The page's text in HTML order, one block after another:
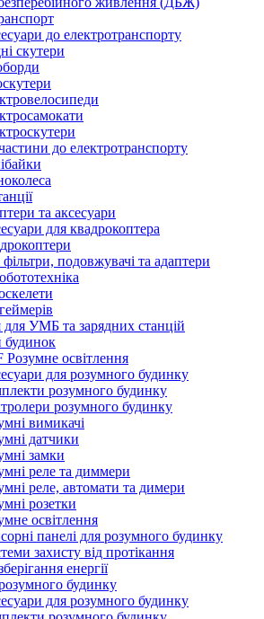
до електротранспорту
скутери
до електротранспорту
та аксесуари
для квадрокоптера
подовжувачі та адаптери
УМБ та зарядних станцій
будинок
Розумне освітлення
для розумного будинку
розумного будинку
розумного будинку
вимикачі
датчики
замки
реле та диммери
реле, автомати та димери
розетки
освітлення
панелі для розумного будинку
захисту від протікання
енергії
будинку
для розумного будинку